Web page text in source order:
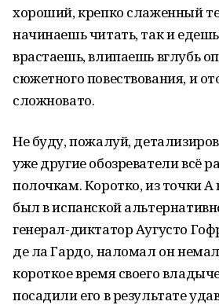
хороший, крепко слаженный
начинаешь читать, так и
врастаешь, влипаешь вглубь
сюжетного повествования, и
сложновато.
Не буду, пожалуй,
уже другие обозреватели всё
полочкам. Коротко, из точки А
был в испанской
генерал-диктатор Аугусто
де ла Гардо, наломал он
короткое время своего
посадили его в результате